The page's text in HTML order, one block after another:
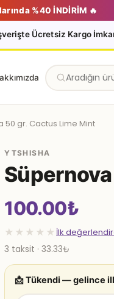
%40 İNDİRİM 🔥
Ücretsiz Kargo
50 gr. Cactus Lime Mint
YTSHISHA
100.00₺
★★★★★ İlk
3 taksit · 33.33₺
📩 Tükendi — gelince